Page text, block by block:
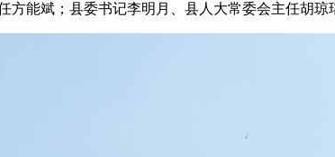
能斌；县委书记李明月、县人大常委会主任胡琼